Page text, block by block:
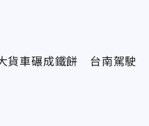
貨車碾成鐵餅 台南駕駛